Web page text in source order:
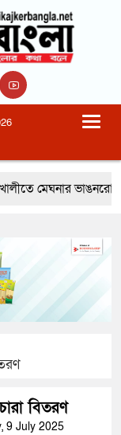
মেঘনার ভাঙনরোধে
বিতরণ
9 July 2025